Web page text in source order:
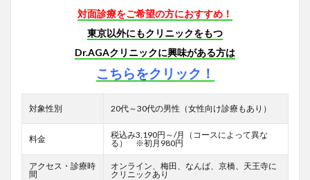
対面診療をご希望の方におすすめ！
東京以外にもクリニックをもつ
Dr.AGAクリニックに興味がある方は
こちらをクリック！
対象性別 20代～30代の男性（女性向け診療もあり）
料金
税込み3,190円～/月（コースによって異な
る） ※初月980円
アクセス・診療時
間
オンライン、梅田、なんば、京橋、天王寺に
クリニックあり